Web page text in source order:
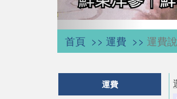
首頁 運費 運費
運費